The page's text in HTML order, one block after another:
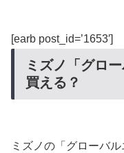
[earb post_id=’1653′]
ミズノ「グロ
買える？
ミズノの「グローバ